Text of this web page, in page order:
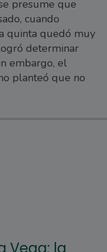
presume que
cuando
quinta quedó muy
determinar
embargo, el
planteó que no